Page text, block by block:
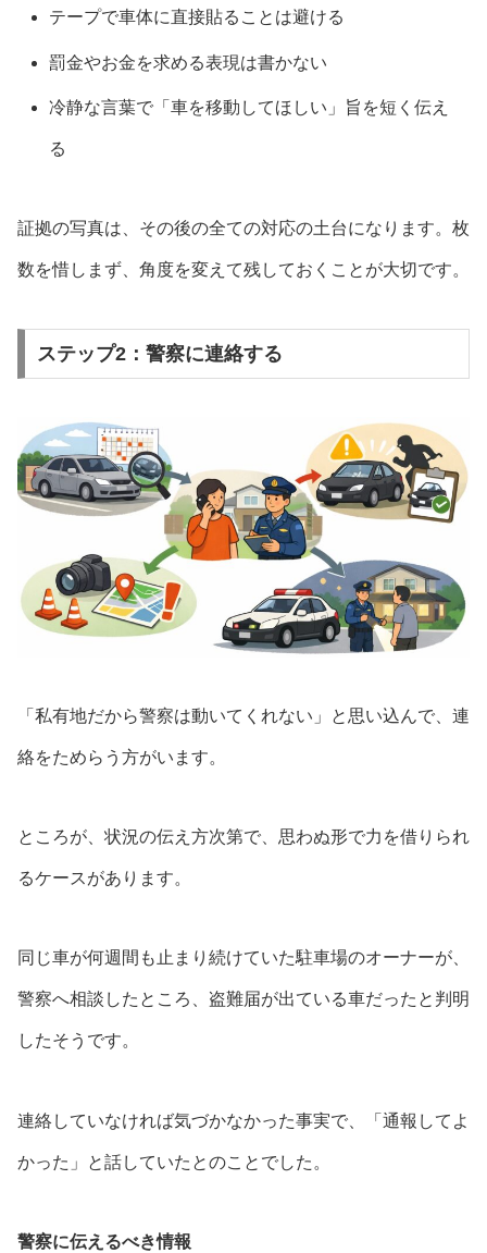
テープで車体に直接貼ることは避ける
罰金やお金を求める表現は書かない
冷静な言葉で「車を移動してほしい」旨を短く伝え
る
証拠の写真は、その後の全ての対応の土台になります。枚
数を惜しまず、角度を変えて残しておくことが大切です。
ステップ2：警察に連絡する
「私有地だから警察は動いてくれない」と思い込んで、連
絡をためらう方がいます。
ところが、状況の伝え方次第で、思わぬ形で力を借りられ
るケースがあります。
同じ車が何週間も止まり続けていた駐車場のオーナーが、
警察へ相談したところ、盗難届が出ている車だったと判明
したそうです。
連絡していなければ気づかなかった事実で、「通報してよ
かった」と話していたとのことでした。
警察に伝えるべき情報